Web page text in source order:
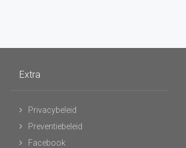
Extra
Privacybeleid
Preventiebeleid
Facebook